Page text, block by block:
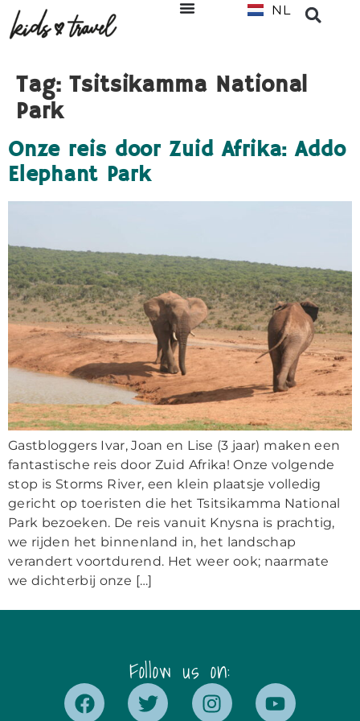
NL
EN
Tag:Tsitsikamma National
Park
Onze reis door Zuid Afrika: Addo
Elephant Park
Gastbloggers Ivar, Joan en Lise (3 jaar) maken een
fantastische reis door Zuid Afrika! Onze volgende
stop is Storms River, een klein plaatsje volledig
gericht op toeristen die het Tsitsikamma National
Park bezoeken. De reis vanuit Knysna is prachtig,
we rijden het binnenland in, het landschap
verandert voortdurend. Het weer ook; naarmate
we dichterbij onze […]
Follow us on: